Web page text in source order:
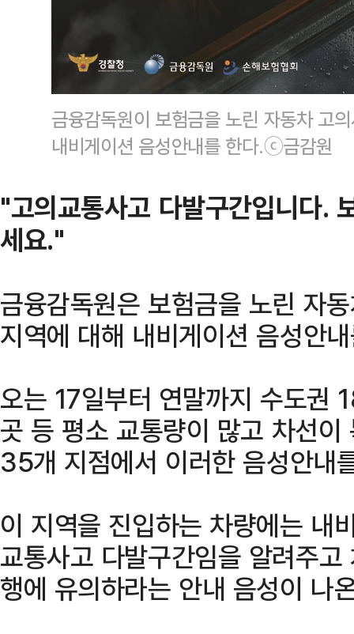
금융감독원이 보험금을 노린 자동차 고
내비게이션 음성안내를 한다.ⓒ금감원
"고의교통사고 다발구간입니다.
세요."
금융감독원은 보험금을 노린 자
지역에 대해 내비게이션 음성안
오는 17일부터 연말까지 수도권
곳 등 평소 교통량이 많고 차선
35개 지점에서 이러한 음성안내
이 지역을 진입하는 차량에는 내
교통사고 다발구간임을 알려주
행에 유의하라는 안내 음성이 나